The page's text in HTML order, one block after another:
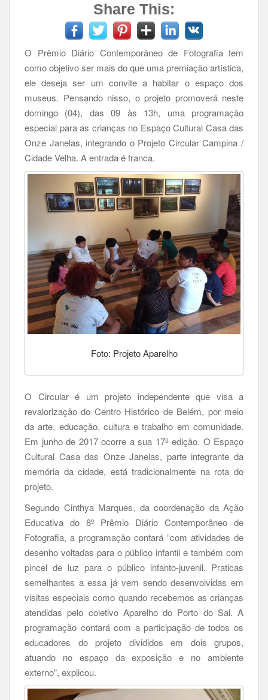
Share This:
O Prêmio Diário Contemporâneo de Fotografia tem
como objetivo ser mais do que uma premiação artística,
ele deseja ser um convite a habitar o espaço dos
museus. Pensando nisso, o projeto promoverá neste
domingo (04), das 09 às 13h, uma programação
especial para as crianças no Espaço Cultural Casa das
Onze Janelas, integrando o Projeto Circular Campina /
Cidade Velha. A entrada é franca.
Foto: Projeto Aparelho
O Circular é um projeto independente que visa a
revalorização do Centro Histórico de Belém, por meio
da arte, educação, cultura e trabalho em comunidade.
Em junho de 2017 ocorre a sua 17ª edição. O Espaço
Cultural Casa das Onze Janelas, parte integrante da
memória da cidade, está tradicionalmente na rota do
projeto.
Segundo Cinthya Marques, da coordenação da Ação
Educativa do 8º Prêmio Diário Contemporâneo de
Fotografia, a programação contará “com atividades de
desenho voltadas para o público infantil e também com
pincel de luz para o público infanto-juvenil. Praticas
semelhantes a essa já vem sendo desenvolvidas em
visitas especiais como quando recebemos as crianças
atendidas pelo coletivo Aparelho do Porto do Sal. A
programação contará com a participação de todos os
educadores do projeto divididos em dois grupos,
atuando no espaço da exposição e no ambiente
externo”, explicou.